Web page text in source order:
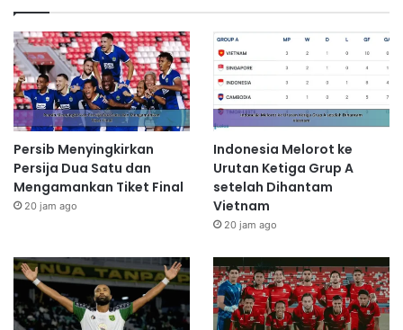
Persib Menyingkirkan
Persija Dua Satu dan
Mengamankan Tiket Final
20 jam ago
Indonesia Melorot ke
Urutan Ketiga Grup A
setelah Dihantam
Vietnam
20 jam ago